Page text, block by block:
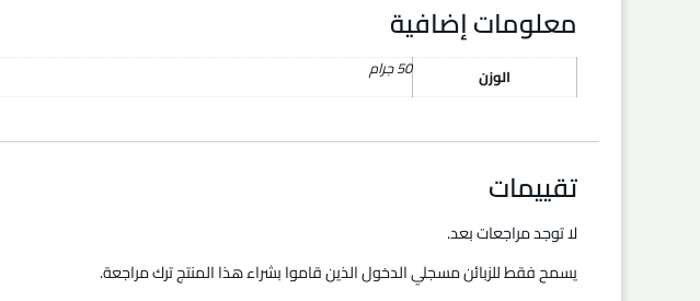
معلومات إضافية
الوزن 50 جرام
تقييمات
لا توجد مراجعات بعد.
يسمح فقط للزبائن مسجلي الدخول الذين قاموا بشراء هذا المنتج ترك مراجعة.